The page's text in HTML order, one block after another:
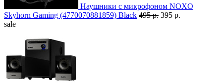
Наушники с микрофоном NOXO
Skyhorn Gaming (4770070881859) Black 495 р. 395 р.
sale